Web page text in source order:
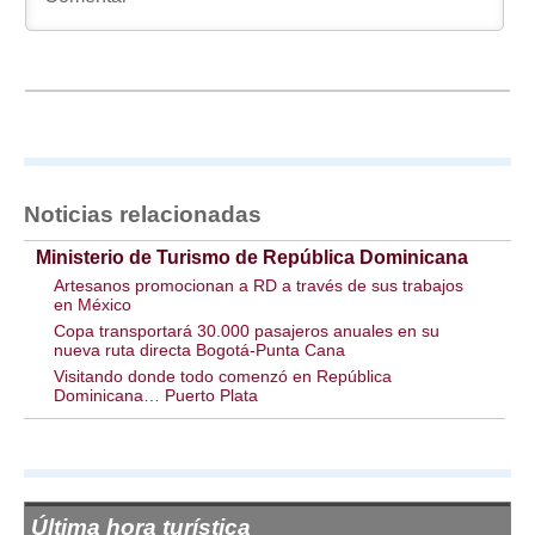
Noticias relacionadas
Ministerio de Turismo de República Dominicana
Artesanos promocionan a RD a través de sus trabajos
en México
Copa transportará 30.000 pasajeros anuales en su
nueva ruta directa Bogotá-Punta Cana
Visitando donde todo comenzó en República
Dominicana… Puerto Plata
Última hora turística